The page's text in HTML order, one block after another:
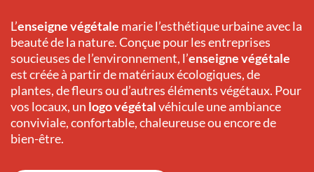
L’enseigne végétale marie l’esthétique urbaine avec la
beauté de la nature. Conçue pour les entreprises
soucieuses de l’environnement, l’enseigne végétale
est créée à partir de matériaux écologiques, de
plantes, de fleurs ou d’autres éléments végétaux. Pour
vos locaux, un logo végétalvéhicule une ambiance
conviviale, confortable, chaleureuse ou encore de
bien-être.